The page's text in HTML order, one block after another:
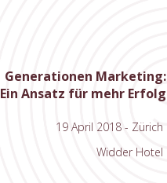
19 April 2018 - Zürich
Widder Hotel
Generationen Marketing:
Ein Ansatz für mehr Erfolg